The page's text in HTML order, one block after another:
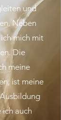
und
Neben
mich mit
Die
meine
ist meine
auch